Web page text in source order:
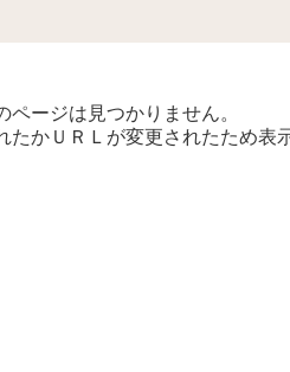
ページは見つかりません。
たかＵＲＬが変更されたため表